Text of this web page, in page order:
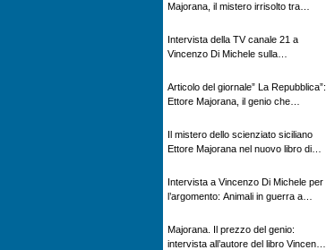
Majorana, il mistero irrisolto tra
Intervista della TV canale 21 a
Vincenzo Di Michele sulla
Articolo del giornale” La Repubblica”:
Ettore Majorana, il genio che
Il mistero dello scienziato siciliano
Ettore Majorana nel nuovo libro di
Adnkronos
Intervista a Vincenzo Di Michele per
l’argomento: Animali in guerra a
in onda su Espansione TV
Majorana. Il prezzo del genio:
intervista all’autore del libro Vincenzo